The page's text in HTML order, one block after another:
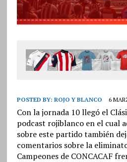
POSTED BY: ROJO Y BLANCO 6
Con la jornada 10 llegó el
podcast rojiblanco en el cual
sobre este partido también
comentarios sobre la
Campeones de CONCACAF